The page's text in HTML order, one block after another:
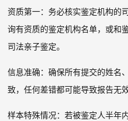
资质第一：务必核实鉴定机构的
询有资质的鉴定机构名单，或和
司法亲子鉴定。
信息准确：确保所有提交的姓名
致，任何差错都可能导致报告无效
样本特殊情况：若被鉴定人半年